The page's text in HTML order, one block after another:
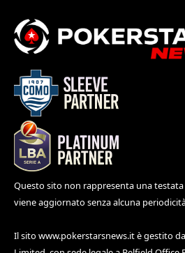
Questo sito non rappresenta una
viene aggiornato senza alcuna
Il sito www.pokerstarsnews.itè gestito